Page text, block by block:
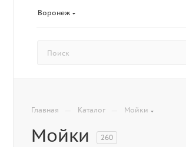
Воронеж
Главная — Каталог — Мойки
Мойки 260